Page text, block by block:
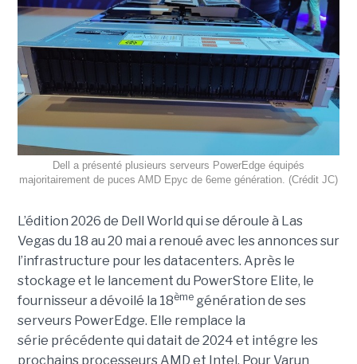
Dell a présenté plusieurs serveurs PowerEdge équipés
majoritairement de puces AMD Epyc de 6eme génération. (Crédit JC)
L’édition 2026 de Dell World qui se déroule à Las
Vegas du 18 au 20 mai a renoué avec les annonces sur
l’infrastructure pour les datacenters. Après le
stockage et le lancement du PowerStore Elite, le
fournisseur a dévoilé la 18èmegénération de ses
serveurs PowerEdge. Elle remplace la
série précédente qui datait de 2024 et intégre les
prochains processeurs AMD et Intel. Pour Varun